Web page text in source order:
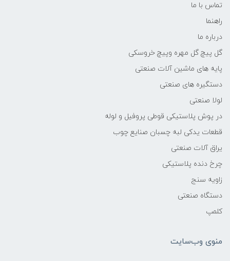
تماس با ما
راهنما
درباره ما
گل پیچ گل مهره وپیچ خروسکی
پایه های ماشین آلات صنعتی
دستگیره های صنعتی
لولا صنعتی
در پوش پلاستیکی قوطی پروفیل و لوله
قطعات یدکی لبه چسبان صنایع چوب
یراق آلات صنعتی
چرخ دنده پلاستیکی
زاویه سنج
دستگاه صنعتی
کلمپ
منوی وب‌سایت